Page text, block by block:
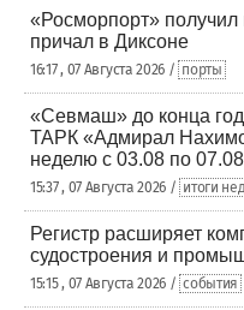
«Росморпорт»
причал в Диксоне
16:17 , 07 Августа 2026 / порты
«Севмаш» до конца
ТАРК «Адмирал
неделю с 03.08 по
15:37 , 07 Августа 2026 / итоги
Регистр расширяет
судостроения и
15:15 , 07 Августа 2026 / события